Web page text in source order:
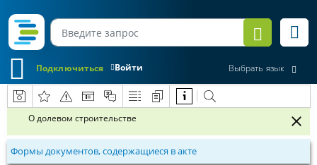
Войти
Подключиться Выбрать язык
О долевом строительстве
Формы документов, содержащиеся в акте